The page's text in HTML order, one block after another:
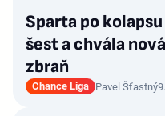
Sparta po
šest a chvála
zbraň
Chance Liga Pavel Šťastný